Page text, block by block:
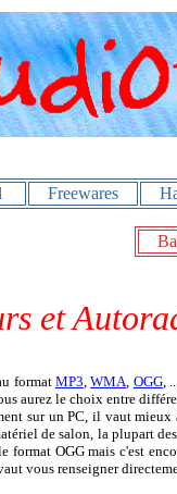
Freewares
et
format MP3,WMA, OGG,
aurez le choix entre
sur un PC, il vaut
de salon, la plupart
format OGG mais c'est
vous renseigner